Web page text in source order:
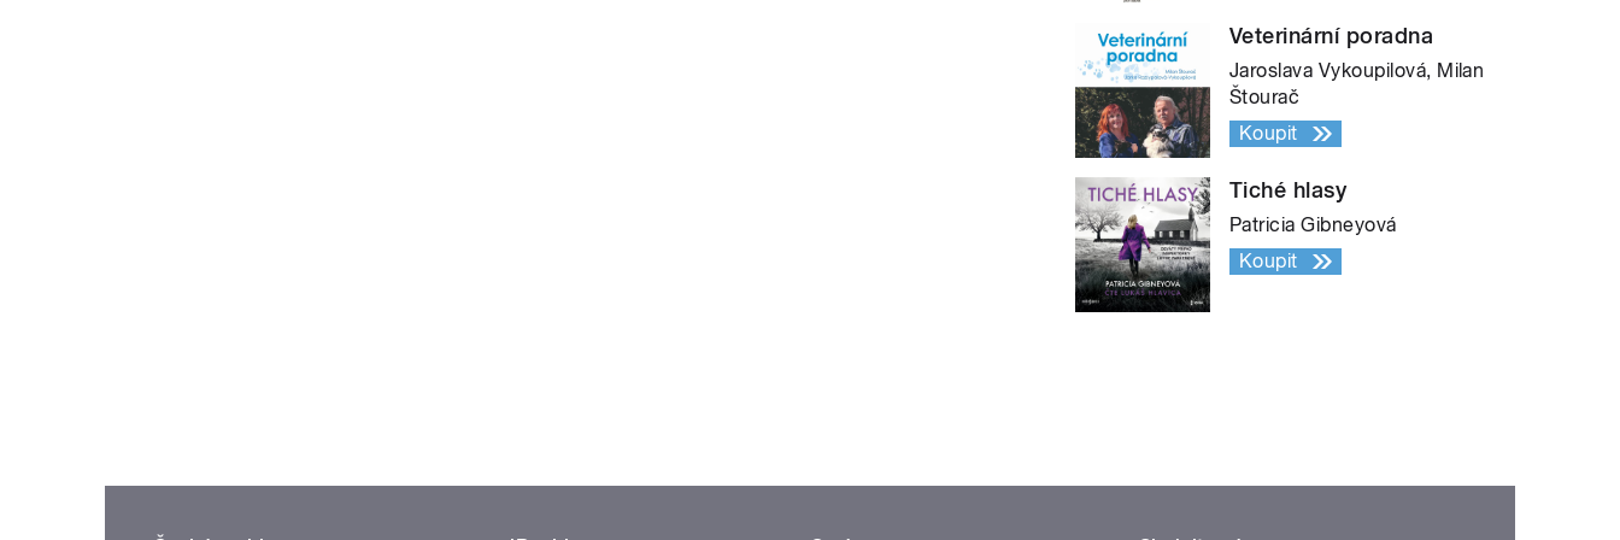
Veterinární poradna
Jaroslava Vykoupilová, Milan
Štourač
Koupit
Tiché hlasy
Patricia Gibneyová
Koupit